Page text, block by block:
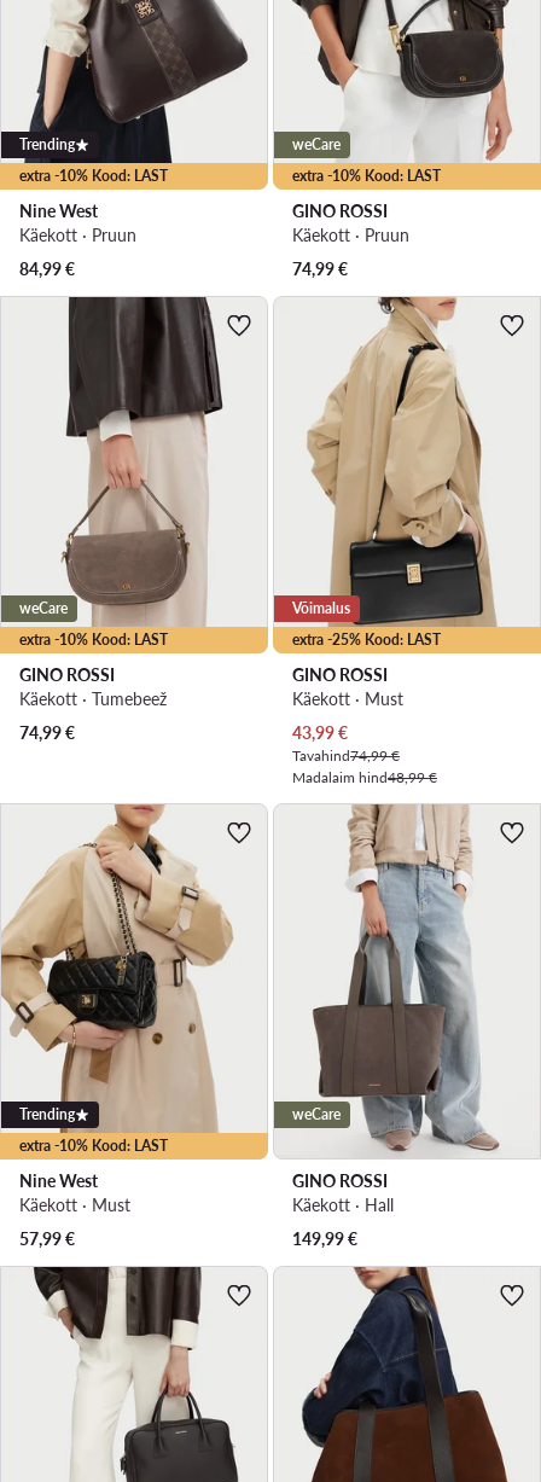
extra -10% Kood: LAST
Trending
Nine West
Käekott · Pruun
84,99€
extra -10% Kood: LAST
weCare
GINO ROSSI
Käekott · Pruun
74,99€
extra -10% Kood: LAST
weCare
GINO ROSSI
Käekott · Tumebeež
74,99€
extra -25% Kood: LAST
Võimalus
GINO ROSSI
Käekott · Must
Praegune hind
43,99€
Tavahind74,99 €
Madalaim hind48,99 €
extra -10% Kood: LAST
Trending
Nine West
Käekott · Must
57,99€
weCare
GINO ROSSI
Käekott · Hall
149,99€